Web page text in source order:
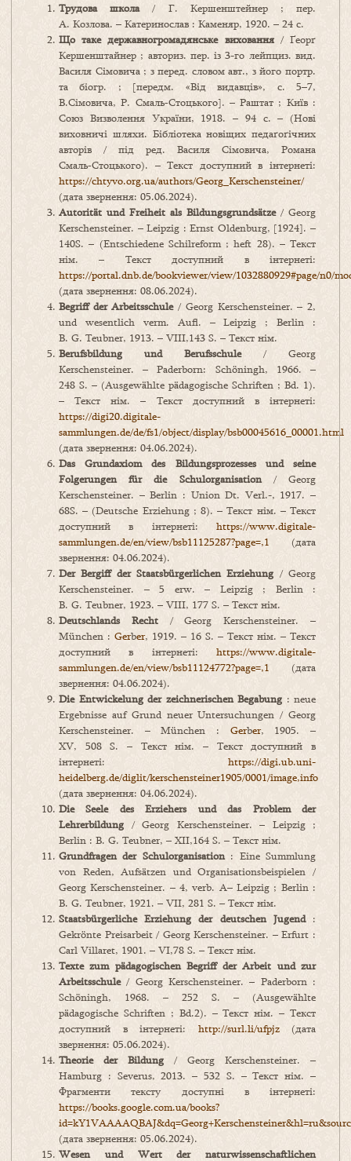
Трудова школа/ Г. Кершенштейнер ; пер.
А. Козлова. – Катеринослав : Каменяр, 1920. – 24 с.
Що таке державногромадянське виховання/ Ґеорґ
Кершенштайнер ; авториз. пер. із 3-го лейпциз. вид.
Василя Сімовича ; з перед. словом авт., з його портр.
та біогр. ; [передм. «Від видавців», с. 5–7,
В.Сімовича, Р. Смаль‑Стоцького]. – Раштат ; Київ :
Союз Визволення України, 1918. – 94 с. – (Нові
виховничі шляхи. Бібліотека новіщих педаґоґічних
авторів / під ред. Василя Сімовича, Романа
Смаль‑Стоцького). – Текст доступний в інтернеті:
https://chtyvo.org.ua/authors/Georg_Kerschensteiner/
(дата звернення: 05.06.2024).
Autoritat und Freiheit als Bildungsgrundsatze/ Georg
Kerschensteiner. – Leipzig : Ernst Oldenburg, [1924]. –
140S. – (Entschiedene Schilreform ; heft 28). – Текст
нім. – Текст доступний в інтернеті:
https://portal.dnb.de/bookviewer/view/1032880929#page/n0/
(дата звернення: 08.06.2024).
Begriff der Arbeitsschule/ Georg Kerschensteiner. – 2,
und wesentlich verm. Aufl. – Leipzig ; Berlin :
B. G. Teubner, 1913. – VIII,143 S. – Текст нім.
Berufsbildung
und Berufsschule/ Georg
Kerschensteiner. – Paderborn: Schöningh, 1966. –
248 S. – (Ausgewählte pädagogische Schriften ; Bd. 1).
– Текст нім. – Текст доступний в інтернеті:
https://digi20.digitale-
sammlungen.de/de/fs1/object/display/bsb00045616_00001.html
(дата звернення: 04.06.2024).
Das Grundaxiom des Bildungsprozesses und seine
Folgerungen für die Schulorganisation/ Georg
Kerschensteiner. – Berlin : Union Dt. Verl.-, 1917. –
68S. – (Deutsche Erziehung ; 8). – Текст нім. – Текст
доступний в інтернеті: https://www.digitale-
sammlungen.de/en/view/bsb11125287?page=,1 (дата
звернення: 04.06.2024).
Der Bergiff der Staatsbürgerlichen Erziehung / Georg
Kerschensteiner. – 5 erw. – Leipzig ; Berlin :
B. G. Teubner, 1923. – VIII, 177 S. – Текст нім.
Deutschlands
Recht/ Georg Kerschensteiner. –
München : Gerber, 1919. – 16 S. – Текст нім. – Текст
доступний в інтернеті: https://www.digitale-
sammlungen.de/en/view/bsb11124772?page=,1 (дата
звернення: 04.06.2024).
Die Entwickelung der zeichnerischen Begabung : neue
Ergebnisse auf Grund neuer Untersuchungen / Georg
Kerschensteiner. – München : Gerber, 1905. –
XV, 508 S. – Текст нім. – Текст доступний в
інтернеті: https://digi.ub.uni-
heidelberg.de/diglit/kerschensteiner1905/0001/image,info
(дата звернення: 04.06.2024).
Die Seele des Erziehers und das Problem der
Lehrerbildung / Georg Kerschensteiner. – Leipzig ;
Berlin : B. G. Teubner, – XII,164 S. – Текст нім.
Grundfragen der Schulorganisation: Eine Summlung
von Reden, Aufsätzen und Organisationsbeispielen /
Georg Kerschensteiner. – 4, verb. A– Leipzig ; Berlin :
B. G. Teubner, 1921. – VII, 281 S. – Текст нім.
Staatsbürgerliche Erziehungder deutschen Jugend:
Gekrönte Preisarbeit / Georg Kerschensteiner. – Erfurt :
Carl Villaret, 1901. – VI,78 S. – Текст нім.
Texte zum pädagogischen Begriff der Arbeit und zur
Arbeitsschule/ Georg Kerschensteiner. – Paderborn :
Schöningh, 1968. – 252 S. – (Ausgewählte
pädagogische Schriften ; Bd.2). – Текст нім. – Текст
доступний в інтернеті: http://surl.li/ufpjz(дата
звернення: 05.06.2024).
Theorie
der Bildung / Georg Kerschensteiner. –
Hamburg : Severus, 2013. – 532 S. – Текст нім. –
Фрагменти тексту доступні в інтернеті:
https://books.google.com.ua/books?
(дата звернення: 05.06.2024).
Wesen und Wert der naturwissenschaftlichen